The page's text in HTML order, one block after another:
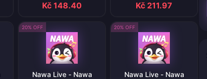
Kč 148.40 Kč 211.97
20% OFF
Nawa Live - Nawa
20% OFF
Nawa Live - Nawa